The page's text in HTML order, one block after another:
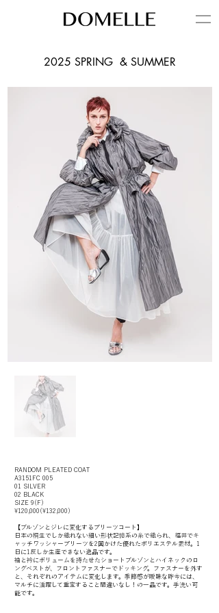
2025 SPRING & SUMMER
RANDOM PLEATED COAT
A3151FC 005
01 SILVER
02 BLACK
SIZE 9(F)
¥120,000(¥132,000)
【ブルゾンとジレに変化するプリーツコート】
日本の桐生でしか織れない細い形状記憶系の糸で織られ、福井でキ
ャッチワッシャープリーツを2回かけた優れたポリエステル素材。1
日に1反しか生産できない逸品です。
袖と衿にボリュームを持たせたショートブルゾンとハイネックのロ
ングベストが、フロントファスナーでドッキング。ファスナーを外す
と、それぞれのアイテムに変化します。季節感が曖昧な昨今には、
マルチに活躍して重宝すること間違いなし！の一品です。手洗い可
能です。